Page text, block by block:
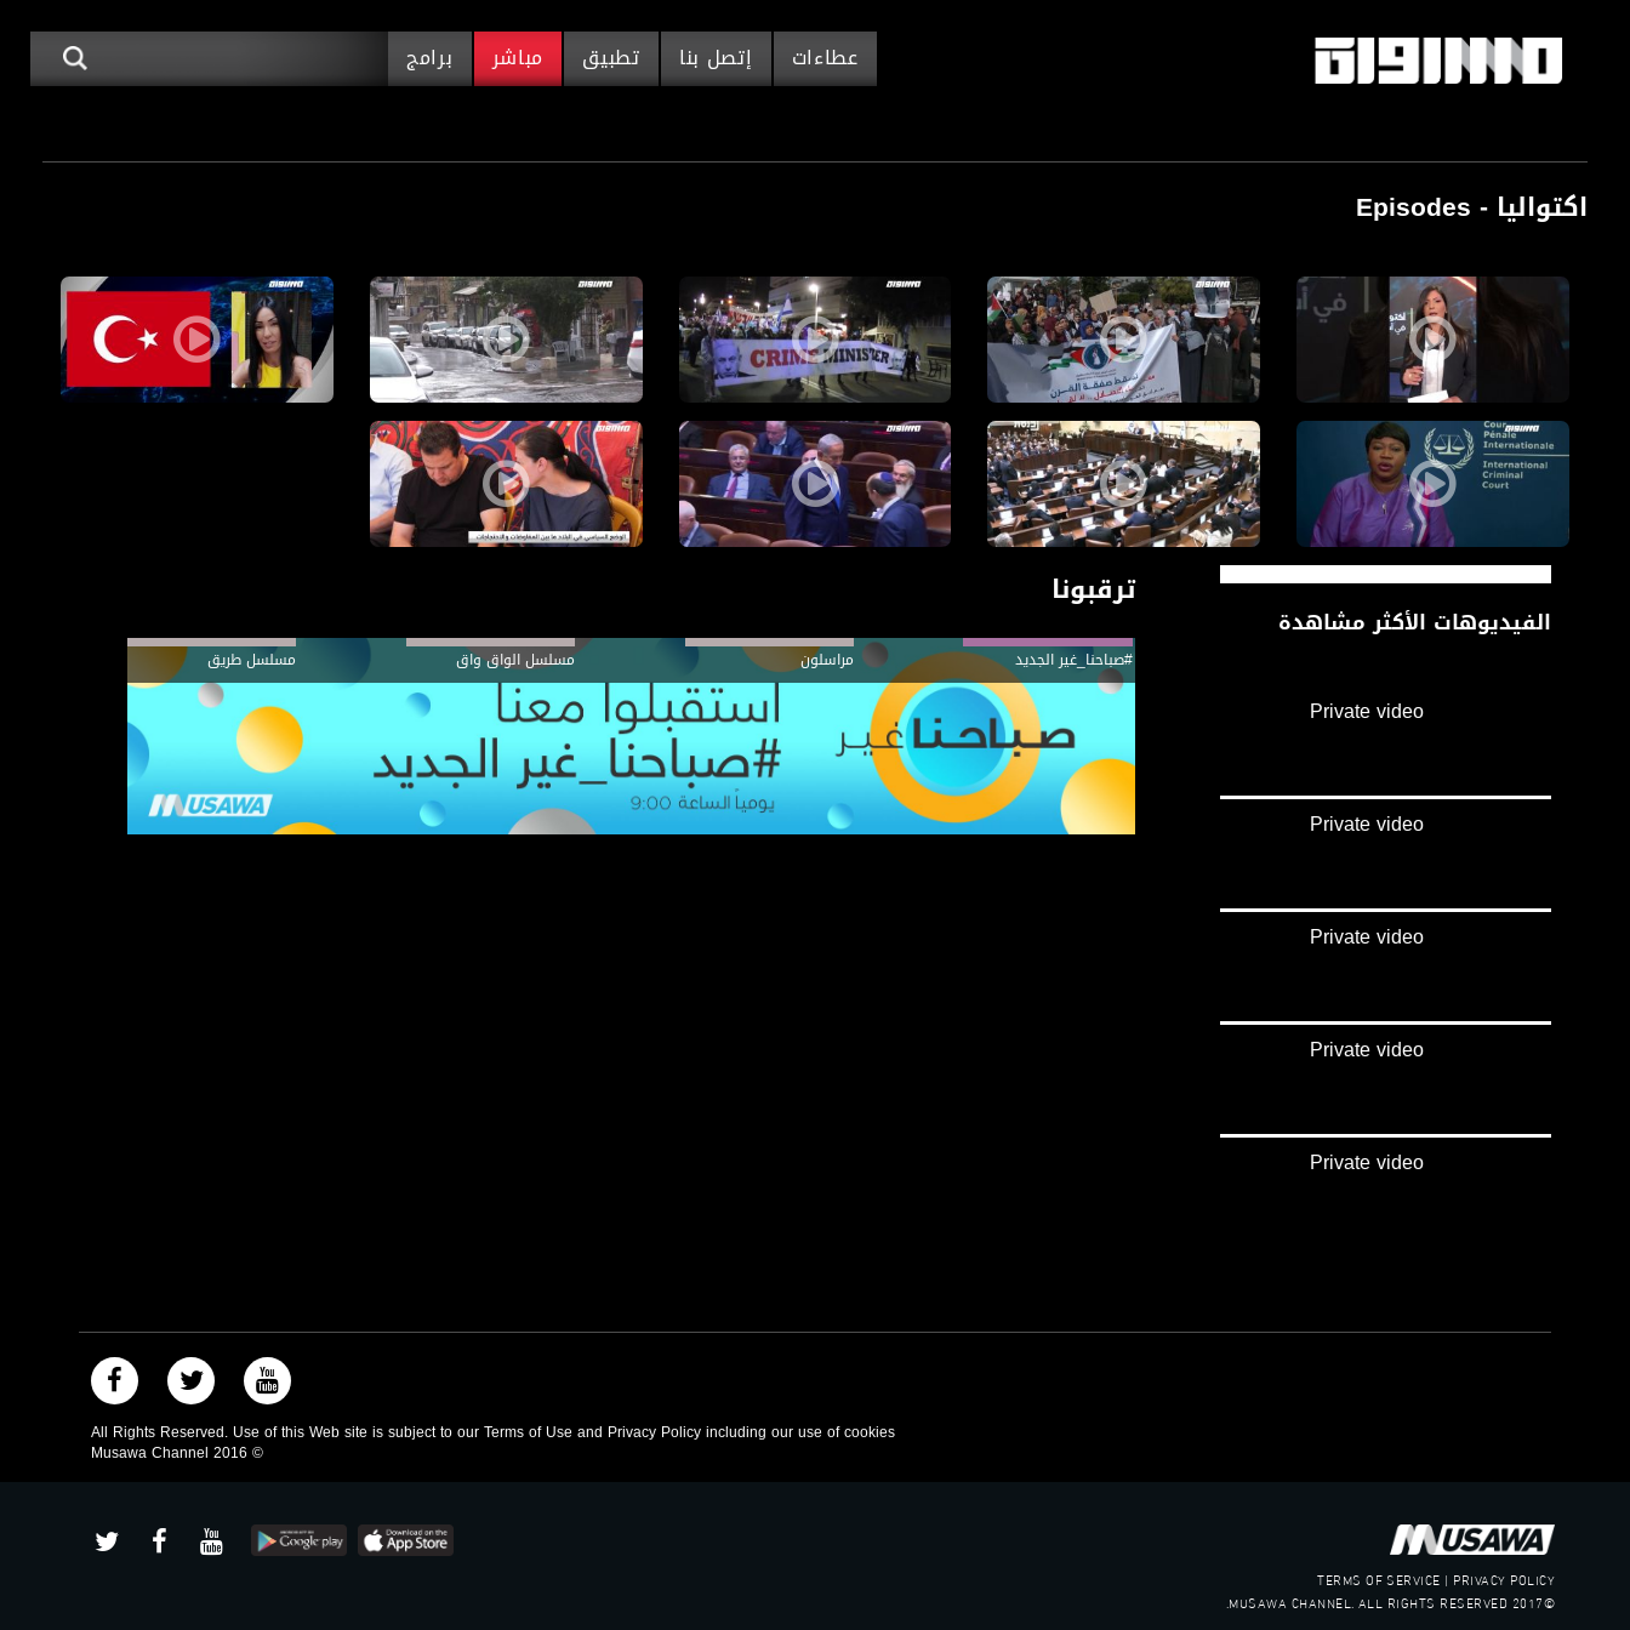
عطاءات إتصل بنا تطبيق مباشر برامج
اكتواليا - Episodes
هل المجتمع العربي جاهز لمواجهة فيروس كورونا؟ -برومو-أكتواليا -حلقة 25.03.20،مساواةبرومو-حراكُ الشارع والبرلمانات يفرض على الحكومات رفض صفقة القرن-أكتواليا -حلقة 11.02.20،مساواة
برومو- اليهود يشاركون في احتجاجات ضد صفقة القرن -أكتواليا -حلقة 04.02.20،قناة مساواةبرومو -أثر الفراشة: ما الذي يؤدي إلى التغييرات في حالة الطقس- أكتواليا -حلقة، 11.01.20،قناة مساواة
برومو -المازة ممنوعة من السفر في تركيا بعد احتجازها -
برومو - قرار بنسودا، صفارة إنذار لإسرائيل - أكتواليا -حلقة، 28.12.19،قناة مساواة الفضائيةبرومو-عشية الإنتخابات الثالثة استمرار الجمود السياسي - أكتواليا -حلقة 21.12.19برومو-لائحة اتهام ضد نتانياهو وإسرائيل نحو إنتخابات ثالثة-أكتواليا -حلقة 23.11.19برومو-الوضع السياسي في البلاد ما بين المفاوضات والاحتجاجات-أكتواليا -حلقة 9.11.19
ترقبونا
#صباحنا_غير الجديد مراسلون مسلسل الواق واق مسلسل طريق
الفيديوهات الأكثر مشاهدة
Private video
Private video
Private video
Private video
Private video
All Rights Reserved. Use of this Web site is subject to our Terms of Use and Privacy Policy including our use of cookies
©
2016
TERMS OF SERVICE | PRIVACY POLICY
©2017 MUSAWA CHANNEL. ALL RIGHTS RESERVED.